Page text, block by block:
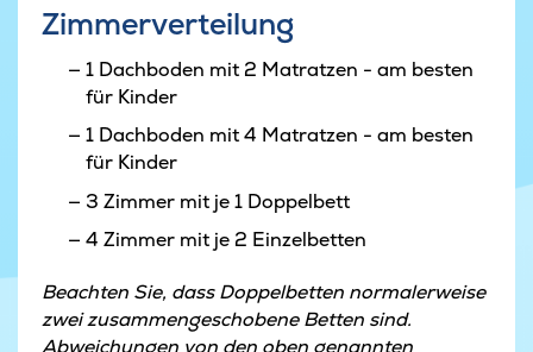
Zimmerverteilung
1 Dachboden mit 2 Matratzen - am besten
für Kinder
1 Dachboden mit 4 Matratzen - am besten
für Kinder
3 Zimmer mit je 1 Doppelbett
4 Zimmer mit je 2 Einzelbetten
Beachten Sie, dass Doppelbetten normalerweise
zwei zusammengeschobene Betten sind.
Abweichungen von den oben genannten